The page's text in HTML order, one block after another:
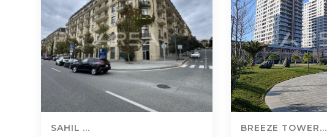
SAHIL ... BREEZE TOWER...